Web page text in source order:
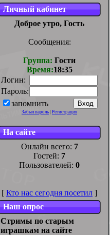
Личный кабинет
Доброе утро, Гость
Сообщения:
Группа: Гости
Время:18:35
Логин:
Пароль:
запомнить
Забыл пароль Регистрация
На сайте
Онлайн всего: 7
Гостей: 7
Пользователей: 0
[ Кто нас сегодня посетил ]
Наш опрос
Стримы по старым
играшкам на сайте